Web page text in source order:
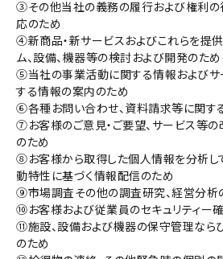
③その他当社の義務の履行および権利の
応のため
④新商品・新サービスおよびこれらを提供
ム、設備、機器等の検討および開発のため
⑤当社の事業活動に関する情報およびサ
する情報の案内のため
⑥各種お問い合わせ、資料請求等に関す
⑦お客様のご意見・ご要望、サービス等
のため
⑧お客様から取得した個人情報を分析し
動特性に基づく情報配信のため
⑨市場調査その他の調査研究、経営分析
⑩お客様および従業員のセキュリティー
⑪施設、設備および機器の保守管理なら
のため